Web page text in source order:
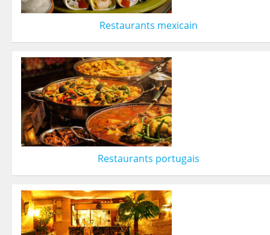
Restaurants mexicain
Restaurants portugais